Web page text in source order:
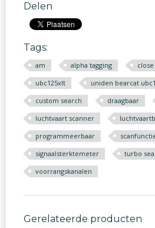
Delen
Tags:
am alpha tagging
ubc125xlt
uniden bearcat
custom search
draagbaar
luchtvaart scanner
programmeerbaar
signaalsterktemeter
turbo
voorrangskanalen
Gerelateerde producten